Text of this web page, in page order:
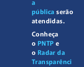
a
pública serão
atendidas.
Conheça
o PNTP e
o Radar da
Transparênci